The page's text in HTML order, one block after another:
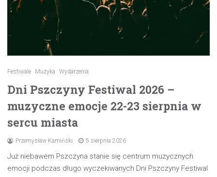
Festiwale Muzyka Wydarzenia
Dni Pszczyny Festiwal 2026 –
muzyczne emocje 22-23 sierpnia w
sercu miasta
Przemysław Kamiński 5 sierpnia 2026
Już niebawem Pszczyna stanie się centrum muzycznych
emocji podczas długo wyczekiwanych Dni Pszczyny Festiwal